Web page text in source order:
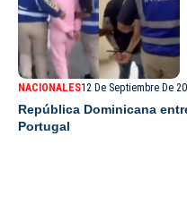
NACIONALES12 De Septiembre De
República Dominicana
Portugal